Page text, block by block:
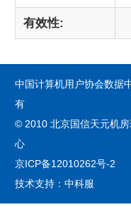
有效性:
中国计算机用户协会数据
有
© 2010 北京国信天元机
心
京ICP备12010262号-2
技术支持：中科服